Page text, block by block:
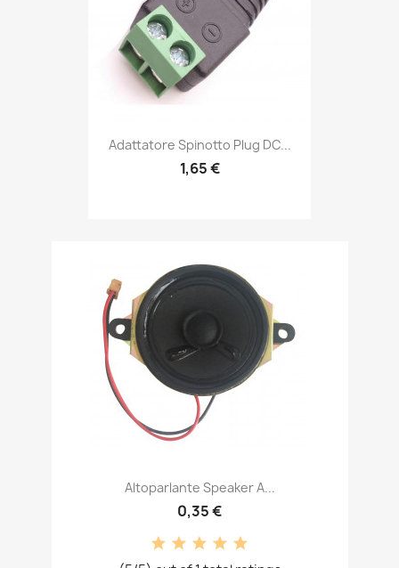
Adattatore Spinotto Plug DC...
1,65 €
Altoparlante Speaker A...
0,35 €